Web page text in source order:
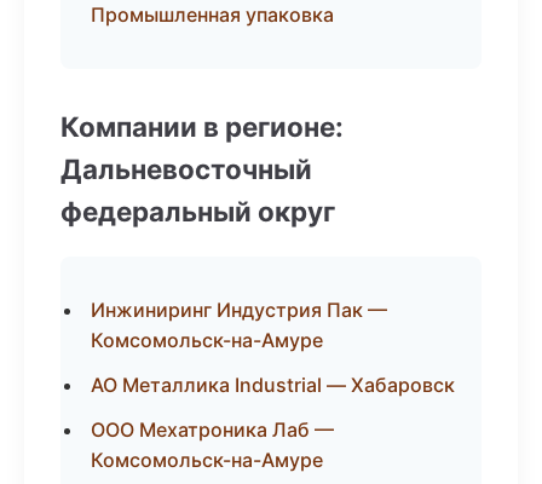
Промышленная упаковка
Компании в регионе:
Дальневосточный
федеральный округ
Инжиниринг Индустрия Пак —
Комсомольск-на-Амуре
АО Металлика Industrial — Хабаровск
ООО Мехатроника Лаб —
Комсомольск-на-Амуре